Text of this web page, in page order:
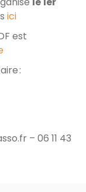
ici
est
:
– 06 11 43